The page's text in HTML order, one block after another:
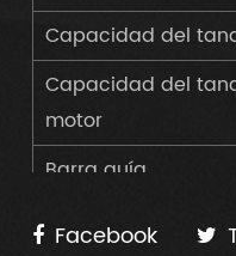
Capacidad del
Capacidad del
motor
Barra guía
Tono de cadena
Facebook